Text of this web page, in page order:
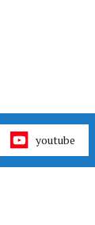
youtube